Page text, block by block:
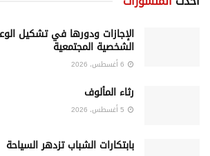
الإجازات ودورها في تشكيل
الشخصية المجتمعية
رثاء المألوف
بابتكارات الشباب تزدهر السياحة